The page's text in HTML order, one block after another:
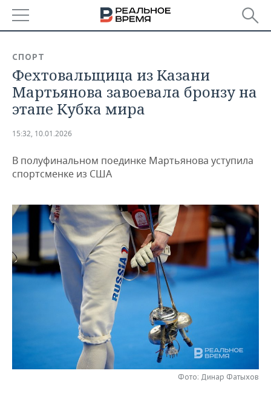
БАШКОРТОСТАН
ТАТАРСТАН
НОВОСТИ
АНАЛИТИКА
ДЕКЛАРАЦИИ О ДОХОДАХ
КОРОЛИ ГОСЗАКАЗА ПФО
ВУЗЫ ТАТАРСТАНА
КОМУ ПРИНАДЛЕЖАТ
ТОРГОВЫЕ ЦЕНТРЫ
ТАТАРСТАНА
НОВОСТИ ЭКОНОМИКИ
ФИНАНСЫ
БАНКИ
БЮДЖЕТ
ИНВЕСТИЦИИ
ПРОМЫШЛЕННОСТЬ
НОВОСТИ
АГРОПРОМ
МАШИНОСТРОЕНИЕ
НЕФТЕХИМИЯ
НЕДВИЖИМОСТЬ
НОВОСТИ НЕДВИЖИМОСТИ
АВТО
НОВОСТИ АВТО
БИЗНЕС
НОВОСТИ БИЗНЕСА
РОЗНИЧНАЯ ТОРГОВЛЯ
ТЕХНОЛОГИИ
НОВОСТИ ТЕХНОЛОГИЙ
МЕРОПРИЯТИЯ
НОВОСТИ МЕРОПРИЯТИЙ
ВЫЕЗДНАЯ РЕДАКЦИЯ
НОВОСТИ СПОРТА
СПОРТ
Фехтовальщица из Казани
Мартьянова завоевала бронзу на
этапе Кубка мира
15:32, 10.01.2026
В полуфинальном поединке Мартьянова уступила
спортсменке из США
Фото: Динар Фатыхов